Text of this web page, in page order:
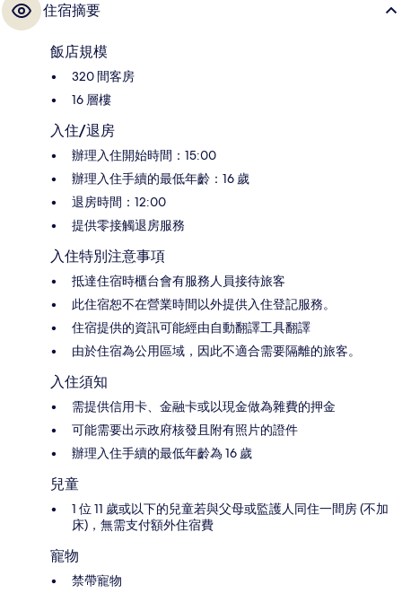
住宿摘要
飯店規模
320 間客房
16 層樓
入住/退房
辦理入住開始時間：15:00
辦理入住手續的最低年齡：16 歲
退房時間：12:00
提供零接觸退房服務
入住特別注意事項
抵達住宿時櫃台會有服務人員接待旅客
此住宿恕不在營業時間以外提供入住登記服務。
住宿提供的資訊可能經由自動翻譯工具翻譯
由於住宿為公用區域，因此不適合需要隔離的旅客。
入住須知
需提供信用卡、金融卡或以現金做為雜費的押金
可能需要出示政府核發且附有照片的證件
辦理入住手續的最低年齡為 16 歲
兒童
1 位 11 歲或以下的兒童若與父母或監護人同住一間房 (不加
床)，無需支付額外住宿費
寵物
禁帶寵物